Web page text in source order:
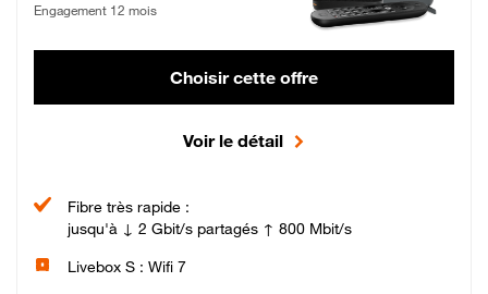
Engagement 12 mois
Choisir cette offre
Voir le détail
Fibre très rapide :
jusqu'à ↓ 2 Gbit/s partagés ↑ 800 Mbit/s
Livebox S : Wifi 7